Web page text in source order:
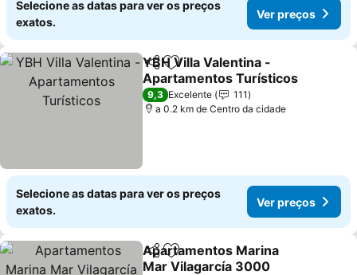
Selecione as datas para ver os preços
exatos.
Ver preços
PartilharAdicionar aos favoritos
YBH Villa Valentina -
Apartamentos Turísticos
9,3 Excelente
111
a 0.2 km de Centro da cidade
Selecione as datas para ver os preços
exatos.
Ver preços
PartilharAdicionar aos favoritos
Apartamentos Marina
Mar Vilagarcía 3000